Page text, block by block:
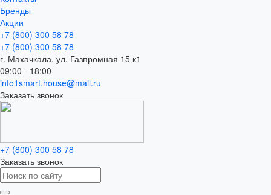
Бренды
Акции
+7 (800) 300 58 78
+7 (800) 300 58 78
г. Махачкала, ул. Газпромная 15 к1
09:00 - 18:00
info1smart.house@mail.ru
Заказать звонок
+7 (800) 300 58 78
Заказать звонок